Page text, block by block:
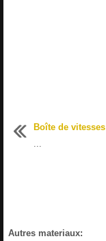
Boîte de vitesses
Autres materiaux: